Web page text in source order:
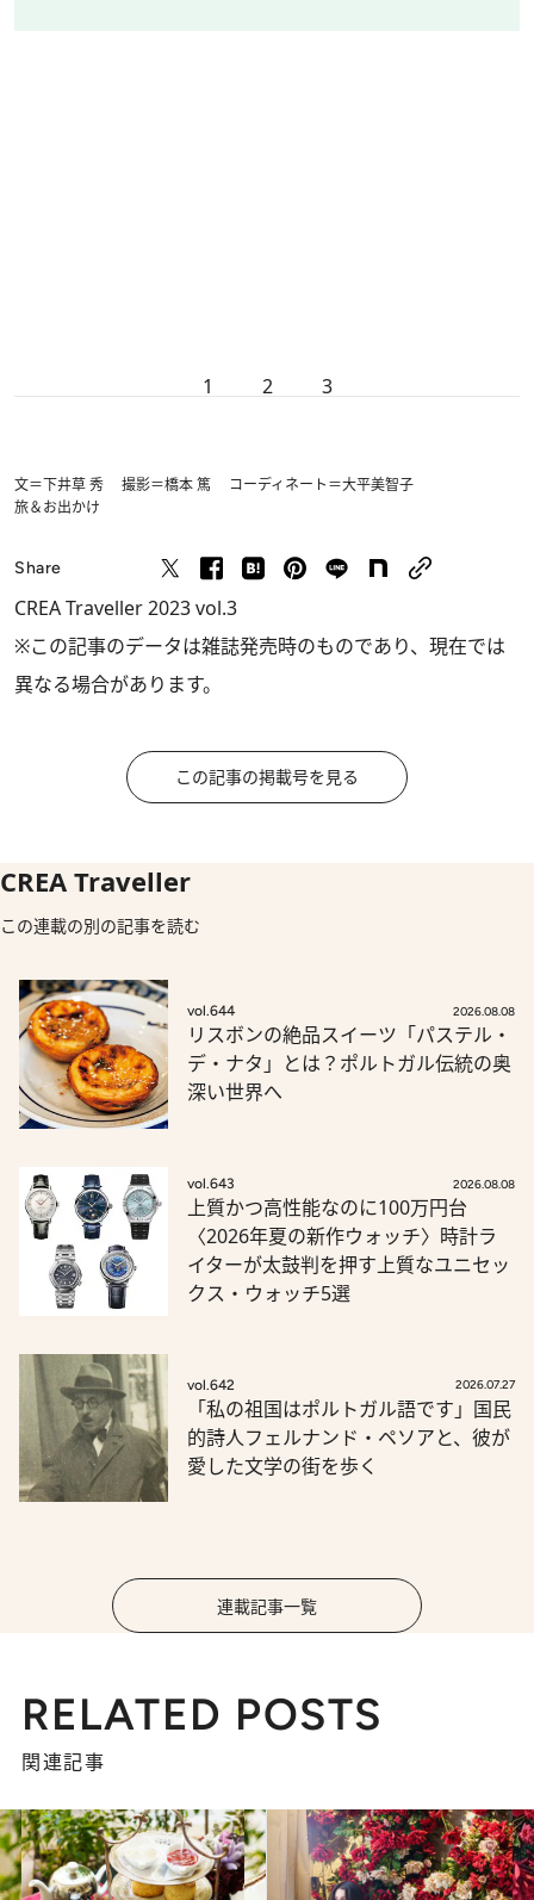
1 2 3
文＝下井草 秀 撮影＝橋本 篤 コーディネート＝大平美智子
旅＆お出かけ
Share
CREA Traveller 2023 vol.3
※この記事のデータは雑誌発売時のものであり、現在では
異なる場合があります。
この記事の掲載号を見る
CREA Traveller
この連載の別の記事を読む
vol.644 2026.08.08
リスボンの絶品スイーツ「パステル・
デ・ナタ」とは？ポルトガル伝統の奥
深い世界へ
vol.643 2026.08.08
上質かつ高性能なのに100万円台
〈2026年夏の新作ウォッチ〉時計ラ
イターが太鼓判を押す上質なユニセッ
クス・ウォッチ5選
vol.642 2026.07.27
「私の祖国はポルトガル語です」国民
的詩人フェルナンド・ペソアと、彼が
愛した文学の街を歩く
連載記事一覧
RELATED POSTS
関連記事